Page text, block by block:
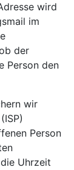
wird
im
der
Person den
wir
Person
Uhrzeit